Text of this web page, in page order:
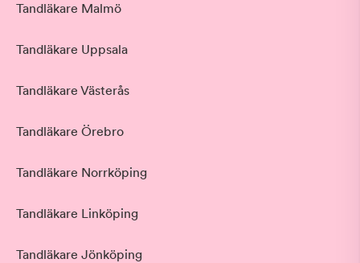
Tandläkare Malmö
Tandläkare Uppsala
Tandläkare Västerås
Tandläkare Örebro
Tandläkare Norrköping
Tandläkare Linköping
Tandläkare Jönköping